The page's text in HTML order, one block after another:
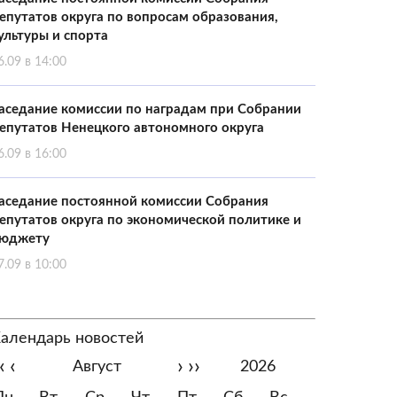
округа по вопросам образования,
и спорта
в 14:00
комиссии по наградам при Собрании
Ненецкого автономного округа
в 16:00
постоянной комиссии Собрания
округа по экономической политике и
в 10:00
новостей
‹ Август › ››
2026